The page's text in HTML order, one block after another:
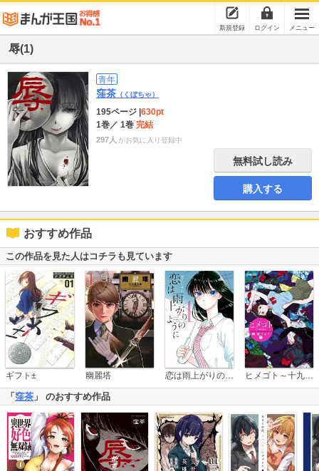
新規登録 ログイン メニュー
辱(1)
青年
窪茶 （くぼちゃ）
195ページ 630pt
1巻／ 1巻 完結
297人 がお気に入り登録中
無料試し読み
購入する
おすすめ作品
この作品を見た人はコチラも見ています
ギフト± 幽麗塔 恋は雨上がりのように ヒメゴト～十九歳の制服～
「 窪茶 」 のおすすめ作品